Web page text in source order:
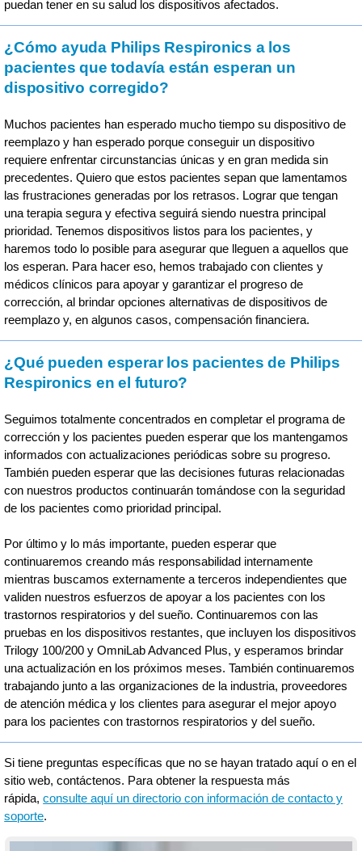
puedan tener en su salud los dispositivos afectados.
¿Cómo ayuda Philips Respironics a los
pacientes que todavía están esperan un
dispositivo corregido?
Muchos pacientes han esperado mucho tiempo su dispositivo de
reemplazo y han esperado porque conseguir un dispositivo
requiere enfrentar circunstancias únicas y en gran medida sin
precedentes. Quiero que estos pacientes sepan que lamentamos
las frustraciones generadas por los retrasos. Lograr que tengan
una terapia segura y efectiva seguirá siendo nuestra principal
prioridad. Tenemos dispositivos listos para los pacientes, y
haremos todo lo posible para asegurar que lleguen a aquellos que
los esperan. Para hacer eso, hemos trabajado con clientes y
médicos clínicos para apoyar y garantizar el progreso de
corrección, al brindar opciones alternativas de dispositivos de
reemplazo y, en algunos casos, compensación financiera.
¿Qué pueden esperar los pacientes de Philips
Respironics en el futuro?
Seguimos totalmente concentrados en completar el programa de
corrección y los pacientes pueden esperar que los mantengamos
informados con actualizaciones periódicas sobre su progreso.
También pueden esperar que las decisiones futuras relacionadas
con nuestros productos continuarán tomándose con la seguridad
de los pacientes como prioridad principal.
Por último y lo más importante, pueden esperar que
continuaremos creando más responsabilidad internamente
mientras buscamos externamente a terceros independientes que
validen nuestros esfuerzos de apoyar a los pacientes con los
trastornos respiratorios y del sueño. Continuaremos con las
pruebas en los dispositivos restantes, que incluyen los dispositivos
Trilogy 100/200 y OmniLab Advanced Plus, y esperamos brindar
una actualización en los próximos meses. También continuaremos
trabajando junto a las organizaciones de la industria, proveedores
de atención médica y los clientes para asegurar el mejor apoyo
para los pacientes con trastornos respiratorios y del sueño.
Si tiene preguntas específicas que no se hayan tratado aquí o en el
sitio web, contáctenos. Para obtener la respuesta más
rápida,consulte aquí un directorio con información de contacto y
soporte.